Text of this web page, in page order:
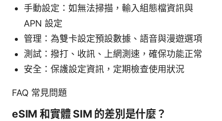
手動設定：如無法掃描，輸入組態檔資訊與
APN 設定
管理：為雙卡設定預設數據、語音與漫遊選項
測試：撥打、收訊、上網測速，確保功能正常
安全：保護設定資訊，定期檢查使用狀況
FAQ 常見問題
eSIM 和實體 SIM 的差別是什麼？